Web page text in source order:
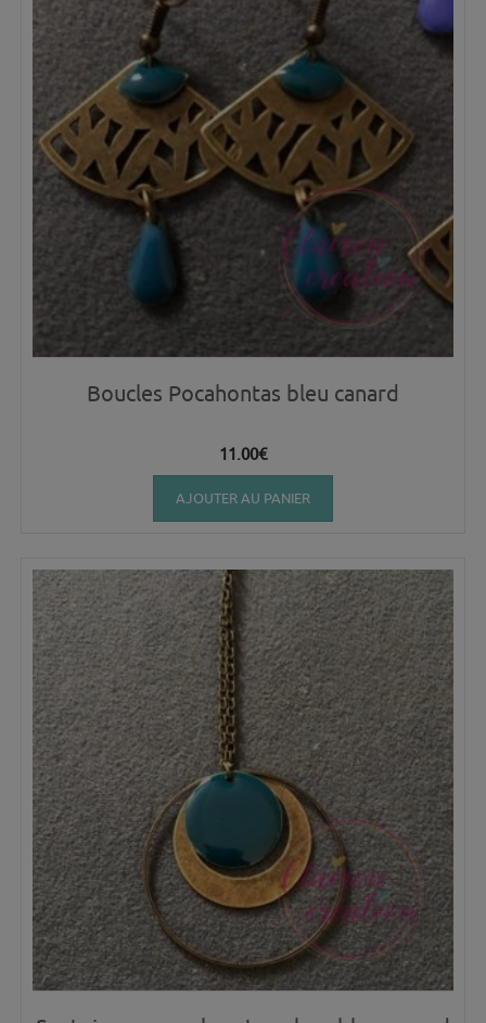
Boucles Pocahontas bleu canard
11.00€
AJOUTER AU PANIER